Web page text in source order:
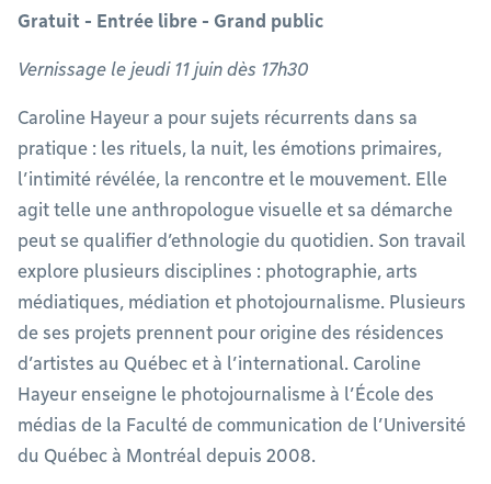
Gratuit - Entrée libre - Grand public
Vernissage le jeudi 11 juin dès 17h30
Caroline Hayeur a pour sujets récurrents dans sa
pratique : les rituels, la nuit, les émotions primaires,
l’intimité révélée, la rencontre et le mouvement. Elle
agit telle une anthropologue visuelle et sa démarche
peut se qualifier d’ethnologie du quotidien. Son travail
explore plusieurs disciplines : photographie, arts
médiatiques, médiation et photojournalisme. Plusieurs
de ses projets prennent pour origine des résidences
d’artistes au Québec et à l’international. Caroline
Hayeur enseigne le photojournalisme à l’École des
médias de la Faculté de communication de l’Université
du Québec à Montréal depuis 2008.